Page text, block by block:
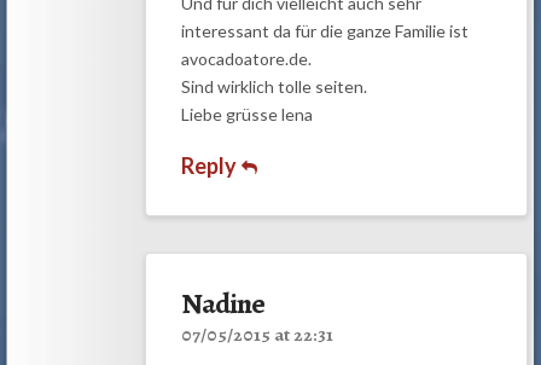
interessant da für die ganze Familie ist
avocadoatore.de.
Sind wirklich tolle seiten.
Liebe grüsse lena
Reply
Nadine
07/05/2015 at 22:31